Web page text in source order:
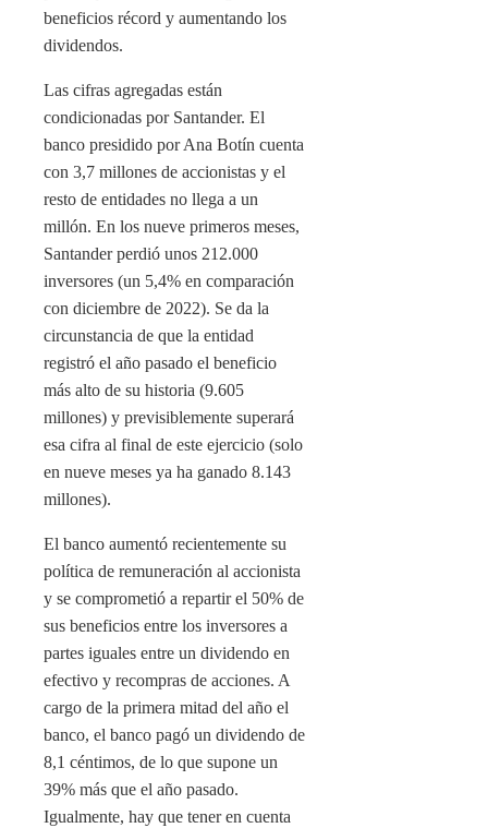
beneficios récord y aumentando los
dividendos.
Las cifras agregadas están
condicionadas por Santander. El
banco presidido por Ana Botín cuenta
con 3,7 millones de accionistas y el
resto de entidades no llega a un
millón. En los nueve primeros meses,
Santander perdió unos 212.000
inversores (un 5,4% en comparación
con diciembre de 2022). Se da la
circunstancia de que la entidad
registró el año pasado el beneficio
más alto de su historia (9.605
millones) y previsiblemente superará
esa cifra al final de este ejercicio (solo
en nueve meses ya ha ganado 8.143
millones).
El banco aumentó recientemente su
política de remuneración al accionista
y se comprometió a repartir el 50% de
sus beneficios entre los inversores a
partes iguales entre un dividendo en
efectivo y recompras de acciones. A
cargo de la primera mitad del año el
banco, el banco pagó un dividendo de
8,1 céntimos, de lo que supone un
39% más que el año pasado.
Igualmente, hay que tener en cuenta